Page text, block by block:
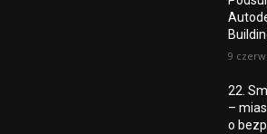
9
22.
–
o